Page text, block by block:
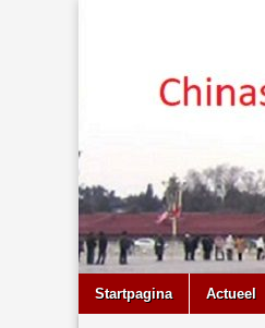
Main
menu
Skip
Startpagina Actueel